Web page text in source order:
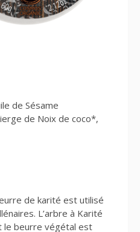
de Sésame
de Noix de coco*,
de karité est utilisé
L’arbre à Karité
le beurre végétal est